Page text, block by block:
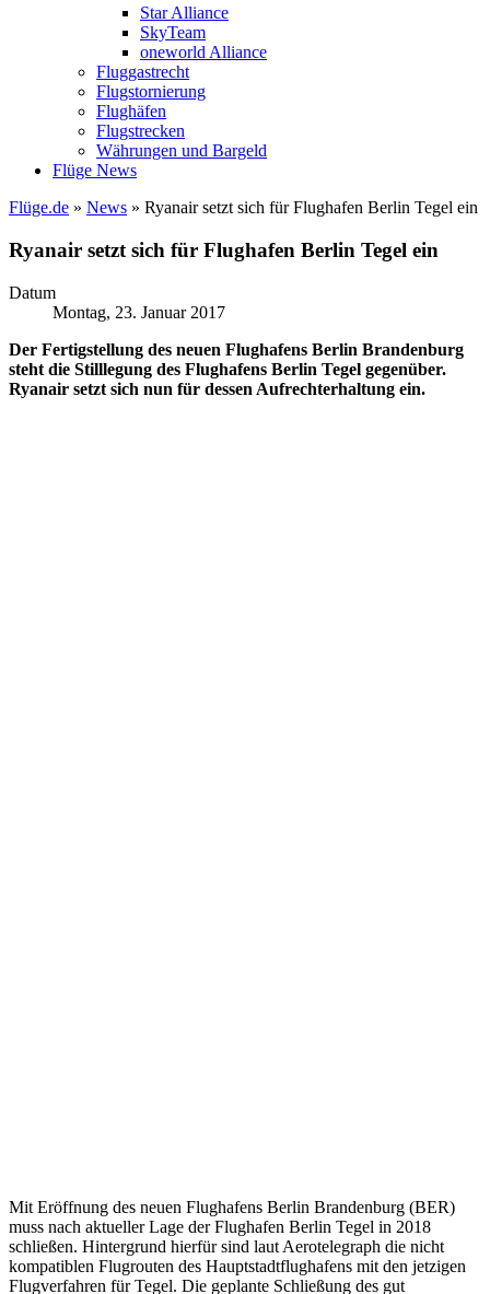
Star Alliance
SkyTeam
oneworld Alliance
Fluggastrecht
Flugstornierung
Flughäfen
Flugstrecken
Währungen und Bargeld
Flüge News
Flüge.de » News » Ryanair setzt sich für Flughafen Berlin Tegel ein
Ryanair setzt sich für Flughafen Berlin Tegel ein
Datum
Montag, 23. Januar 2017
Der Fertigstellung des neuen Flughafens Berlin Brandenburg
steht die Stilllegung des Flughafens Berlin Tegel gegenüber.
Ryanair setzt sich nun für dessen Aufrechterhaltung ein.
Mit Eröffnung des neuen Flughafens Berlin Brandenburg (BER)
muss nach aktueller Lage der Flughafen Berlin Tegel in 2018
schließen. Hintergrund hierfür sind laut Aerotelegraph die nicht
kompatiblen Flugrouten des Hauptstadtflughafens mit den jetzigen
Flugverfahren für Tegel. Die geplante Schließung des gut